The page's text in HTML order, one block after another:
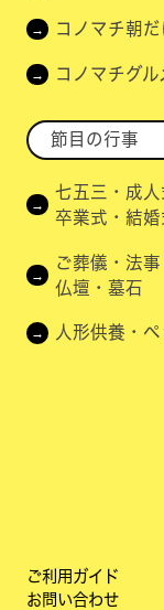
コノマチ朝
コノマチグル
節目の行事
七五三・成人
卒業式・結婚
ご葬儀・法事
仏壇・墓石
人形供養・
ご利用ガイド
お問い合わせ